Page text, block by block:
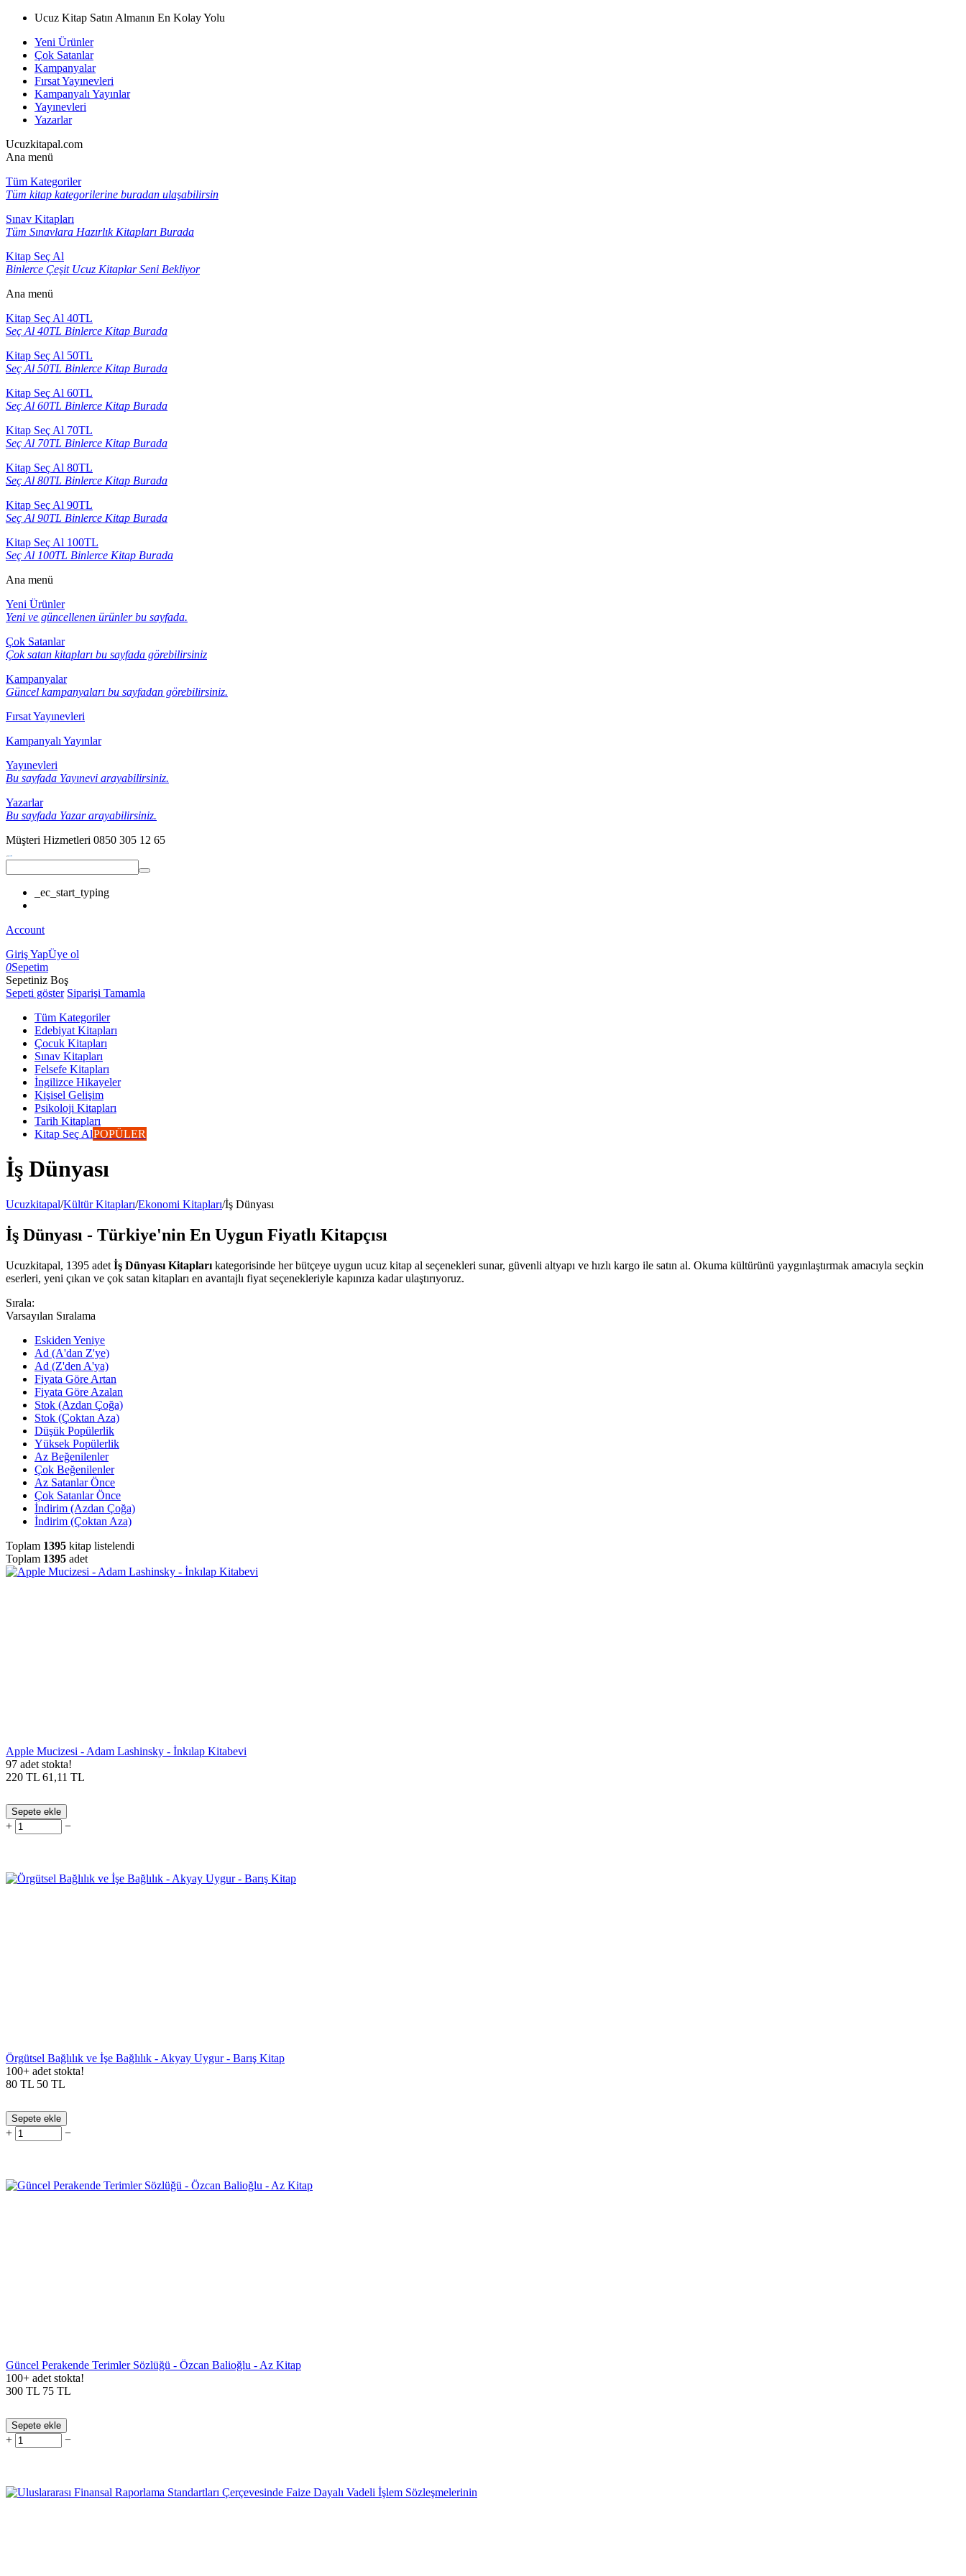
Ucuz Kitap Satın Almanın En Kolay Yolu
Yeni Ürünler
Çok Satanlar
Kampanyalar
Fırsat Yayınevleri
Kampanyalı Yayınlar
Yayınevleri
Yazarlar
Ucuzkitapal.com
Ana menü
Tüm Kategoriler
Tüm kitap kategorilerine buradan ulaşabilirsin
Sınav Kitapları
Tüm Sınavlara Hazırlık Kitapları Burada
Kitap Seç Al
Binlerce Çeşit Ucuz Kitaplar Seni Bekliyor
Ana menü
Kitap Seç Al 40TL
Seç Al 40TL Binlerce Kitap Burada
Kitap Seç Al 50TL
Seç Al 50TL Binlerce Kitap Burada
Kitap Seç Al 60TL
Seç Al 60TL Binlerce Kitap Burada
Kitap Seç Al 70TL
Seç Al 70TL Binlerce Kitap Burada
Kitap Seç Al 80TL
Seç Al 80TL Binlerce Kitap Burada
Kitap Seç Al 90TL
Seç Al 90TL Binlerce Kitap Burada
Kitap Seç Al 100TL
Seç Al 100TL Binlerce Kitap Burada
Ana menü
Yeni Ürünler
Yeni ve güncellenen ürünler bu sayfada.
Çok Satanlar
Çok satan kitapları bu sayfada görebilirsiniz
Kampanyalar
Güncel kampanyaları bu sayfadan görebilirsiniz.
Fırsat Yayınevleri
Kampanyalı Yayınlar
Yayınevleri
Bu sayfada Yayınevi arayabilirsiniz.
Yazarlar
Bu sayfada Yazar arayabilirsiniz.
Müşteri Hizmetleri 0850 305 12 65
_ec_start_typing
Account
Giriş YapÜye ol
0Sepetim
Sepetiniz Boş
Sepeti göster Siparişi Tamamla
Tüm Kategoriler
Edebiyat Kitapları
Çocuk Kitapları
Sınav Kitapları
Felsefe Kitapları
İngilizce Hikayeler
Kişisel Gelişim
Psikoloji Kitapları
Tarih Kitapları
Kitap Seç AlPOPÜLER
İş Dünyası
Ucuzkitapal/Kültür Kitapları/Ekonomi Kitapları/İş Dünyası
İş Dünyası - Türkiye'nin En Uygun Fiyatlı Kitapçısı
Ucuzkitapal, 1395 adet İş Dünyası Kitapları kategorisinde her bütçeye uygun ucuz kitap al seçenekleri sunar, güvenli altyapı ve hızlı kargo ile satın al. Okuma kültürünü yaygınlaştırmak amacıyla seçkin
eserleri, yeni çıkan ve çok satan kitapları en avantajlı fiyat seçenekleriyle kapınıza kadar ulaştırıyoruz.
Sırala:
Varsayılan Sıralama
Eskiden Yeniye
Ad (A'dan Z'ye)
Ad (Z'den A'ya)
Fiyata Göre Artan
Fiyata Göre Azalan
Stok (Azdan Çoğa)
Stok (Çoktan Aza)
Düşük Popülerlik
Yüksek Popülerlik
Az Beğenilenler
Çok Beğenilenler
Az Satanlar Önce
Çok Satanlar Önce
İndirim (Azdan Çoğa)
İndirim (Çoktan Aza)
Toplam 1395 kitap listelendi
Toplam 1395 adet
Apple Mucizesi - Adam Lashinsky - İnkılap Kitabevi
97 adet stokta!
220 TL 61,11 TL
Sepete ekle
+ −
Örgütsel Bağlılık ve İşe Bağlılık - Akyay Uygur - Barış Kitap
100+ adet stokta!
80 TL 50 TL
Sepete ekle
+ −
Güncel Perakende Terimler Sözlüğü - Özcan Balioğlu - Az Kitap
100+ adet stokta!
300 TL 75 TL
Sepete ekle
+ −